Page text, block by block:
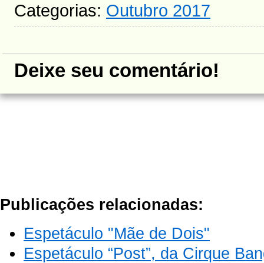
Categorias: Outubro 2017
Deixe seu comentário!
Publicações relacionadas:
Espetáculo "Mãe de Dois"
Espetáculo “Post”, da Cirque